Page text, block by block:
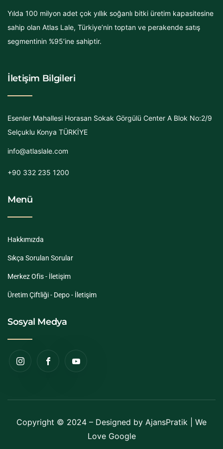
Yılda 100 milyon adet çok yıllık soğanlı bitki üretim kapasitesine
sahip olan Atlas Lale, Türkiye’nin toptan ve perakende satış
segmentinin %95’ine sahiptir.
İletişim Bilgileri
Esenler Mahallesi Horasan Sokak Görgülü Center A Blok No:2/9
Selçuklu Konya TÜRKİYE
info@atlaslale.com
+90 332 235 1200
Menü
Hakkımızda
Sıkça Sorulan Sorular
Merkez Ofis - İletişim
Üretim Çiftliği - Depo - İletişim
Sosyal Medya
Copyright © 2024 – Designed by AjansPratik | We
Love Google